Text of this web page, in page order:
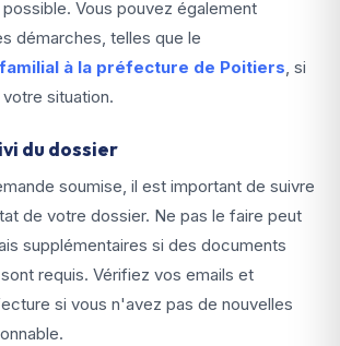
Vous pouvez également
démarches, telles que le
à la préfecture de Poitiers, si
situation.
du dossier
soumise, il est important de suivre
de votre dossier. Ne pas le faire peut
supplémentaires si des documents
requis. Vérifiez vos emails et
si vous n'avez pas de nouvelles